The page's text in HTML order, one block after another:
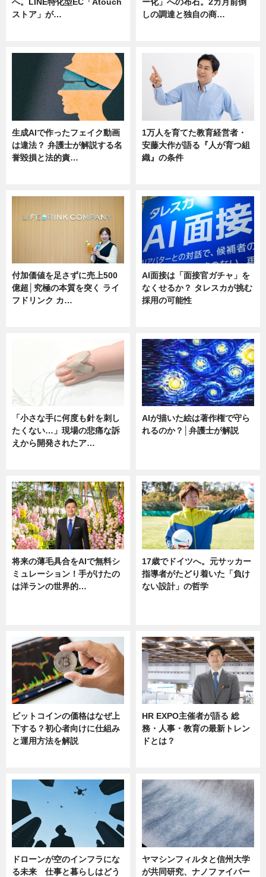
へ。LINE特化型EC「Atouch
ストア」が…
ー化」への布石。2カ月前倒
しの調達と独自の商…
生成AIで作ったフェイク動画
は違法？ 弁護士が解説する名
誉毀損と法的責…
1万人を育てた教育経営者・
安藤大作が語る『人が育つ組
織』の条件
付加価値を足さずに売上500
億超│究極の本質を突く ライ
フドリンク カ…
AI面接は「面接官ガチャ」を
なくせるか？ タレスカが挑む
採用の可能性
「小さな手に何度も針を刺し
たくない…」現場の悲痛な訴
えから開発されたア…
AIが描いた絵は著作権で守ら
れるのか？│弁護士が解説
将来の薄毛具合をAIで無料シ
ミュレーション！手がけたの
は洋ランの世界的…
17歳でドイツへ。元サッカー
指導者がたどり着いた「負け
ない設計」の哲学
ビットコインの価格はなぜ上
下する？初心者向けに仕組み
と運用方法を解説
HR EXPO主催者が語る 総
務・人事・教育の最新トレン
ドとは？
ドローンが空のインフラにな
る未来 仕事と暮らしはどう
ヤマシンフィルタと信州大学
が共同研究、ナノファイバー